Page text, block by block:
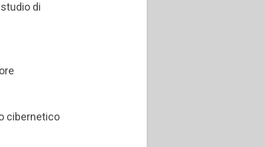
di
cibernetico